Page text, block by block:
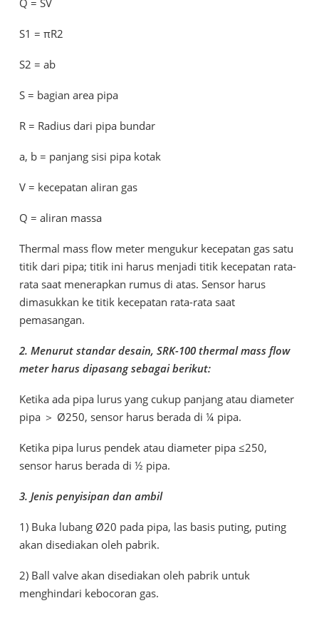
Q = SV
S1 = πR2
S2 = ab
S = bagian area pipa
R = Radius dari pipa bundar
a, b = panjang sisi pipa kotak
V = kecepatan aliran gas
Q = aliran massa
Thermal mass flow meter mengukur kecepatan gas satu
titik dari pipa; titik ini harus menjadi titik kecepatan rata-
rata saat menerapkan rumus di atas. Sensor harus
dimasukkan ke titik kecepatan rata-rata saat
pemasangan.
2. Menurut standar desain, SRK-100 thermal mass flow
meter harus dipasang sebagai berikut:
Ketika ada pipa lurus yang cukup panjang atau diameter
pipa ＞ Ø250, sensor harus berada di ¼ pipa.
Ketika pipa lurus pendek atau diameter pipa ≤250,
sensor harus berada di ½ pipa.
3. Jenis penyisipan dan ambil
1) Buka lubang Ø20 pada pipa, las basis puting, puting
akan disediakan oleh pabrik.
2) Ball valve akan disediakan oleh pabrik untuk
menghindari kebocoran gas.